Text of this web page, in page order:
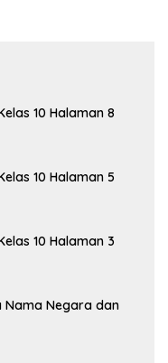
10 Halaman 8
10 Halaman 5
10 Halaman 3
Nama Negara dan